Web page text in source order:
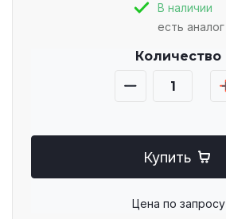
В наличии
есть аналог
Количество
Купить
Цена по запросу